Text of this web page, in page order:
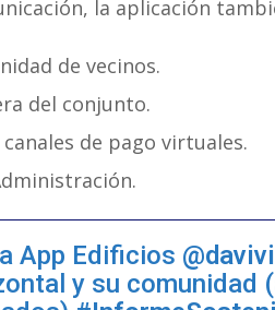
la aplicación
de vecinos.
del conjunto.
de pago virtuales.
App Edificios
y su comunidad